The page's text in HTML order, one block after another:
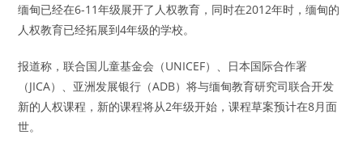
缅甸已经在6-11年级展开了人权教育，同时在2012年时，缅甸的
人权教育已经拓展到4年级的学校。
报道称，联合国儿童基金会（UNICEF）、日本国际合作署
（JICA）、亚洲发展银行（ADB）将与缅甸教育研究司联合开发
新的人权课程，新的课程将从2年级开始，课程草案预计在8月面
世。